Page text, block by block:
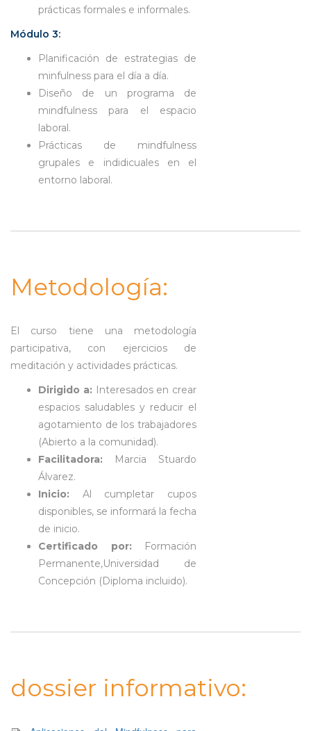
prácticas formales e informales.
Módulo 3:
Planificación de estrategias de
minfulness para el día a día.
Diseño de un programa de
mindfulness para el espacio
laboral.
Prácticas de mindfulness
grupales e indidicuales en el
entorno laboral.
Metodología:
El curso tiene una metodología
participativa, con ejercicios de
meditación y actividades prácticas.
Dirigido a: Interesados en crear
espacios saludables y reducir el
agotamiento de los trabajadores
(Abierto a la comunidad).
Facilitadora: Marcia Stuardo
Álvarez.
Inicio: Al cumpletar cupos
disponibles, se informará la fecha
de inicio.
Certificado por: Formación
Permanente,Universidad de
Concepción (Diploma incluido).
dossier informativo: